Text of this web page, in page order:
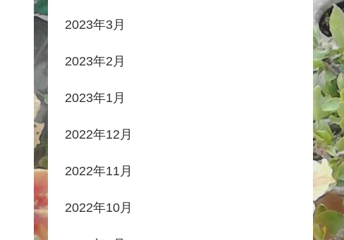
2023年3月
2023年2月
2023年1月
2022年12月
2022年11月
2022年10月